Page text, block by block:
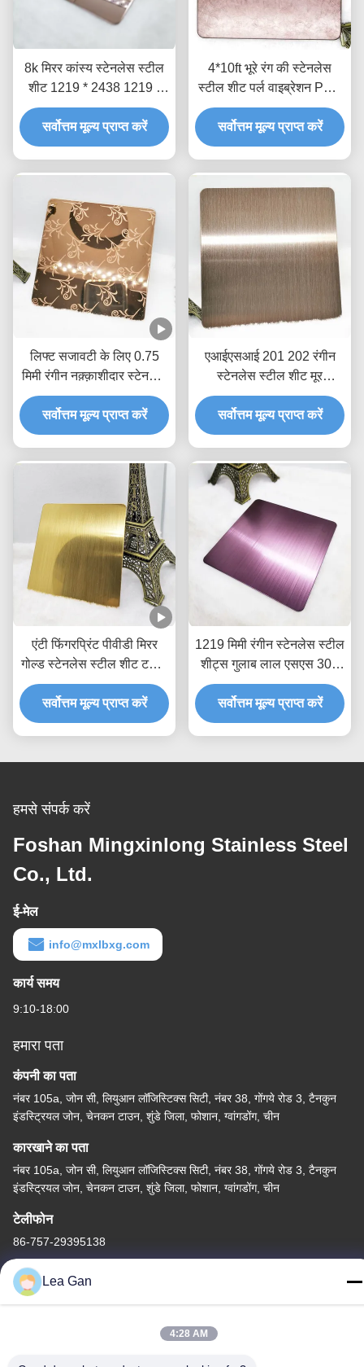
8k मिरर कांस्य स्टेनलेस स्टील
शीट 1219 * 2438 1219 *
3048
सर्वोत्तम मूल्य प्राप्त करें
4*10ft भूरे रंग की स्टेनलेस
स्टील शीट पर्ल वाइब्रेशन PVD
कोटेड शीट
सर्वोत्तम मूल्य प्राप्त करें
लिफ्ट सजावटी के लिए 0.75
मिमी रंगीन नक़्क़ाशीदार स्टेनलेस
स्टील शीट 10 फीट
सर्वोत्तम मूल्य प्राप्त करें
एआईएसआई 201 202 रंगीन
स्टेनलेस स्टील शीट मूर
हेयरलाइन रेड कॉपर प्लेट 150 *
300 सेमी
सर्वोत्तम मूल्य प्राप्त करें
एंटी फिंगरप्रिंट पीवीडी मिरर
गोल्ड स्टेनलेस स्टील शीट टवील
ब्रश फिनिश
सर्वोत्तम मूल्य प्राप्त करें
1219 मिमी रंगीन स्टेनलेस स्टील
शीट्स गुलाब लाल एसएस 304
हेयरलाइन फिनिश
सर्वोत्तम मूल्य प्राप्त करें
हमसे संपर्क करें
Foshan Mingxinlong Stainless Steel
Co., Ltd.
ई-मेल
info@mxlbxg.com
कार्य समय
9:10-18:00
हमारा पता
कंपनी का पता
नंबर 105a, जोन सी, लियुआन लॉजिस्टिक्स सिटी, नंबर 38, गोंगये रोड 3, टैनकुन
इंडस्ट्रियल जोन, चेनकन टाउन, शुंडे जिला, फोशान, ग्वांगडोंग, चीन
कारखाने का पता
नंबर 105a, जोन सी, लियुआन लॉजिस्टिक्स सिटी, नंबर 38, गोंगये रोड 3, टैनकुन
इंडस्ट्रियल जोन, चेनकन टाउन, शुंडे जिला, फोशान, ग्वांगडोंग, चीन
टेलीफोन
86-757-29395138
चीन अच्छी गुणवत्ता रंगीन स्टेनलेस स्टील शीट आपूर्तिकर्ता. कॉपीराइट © -2026
Lea Gan
4:28 AM